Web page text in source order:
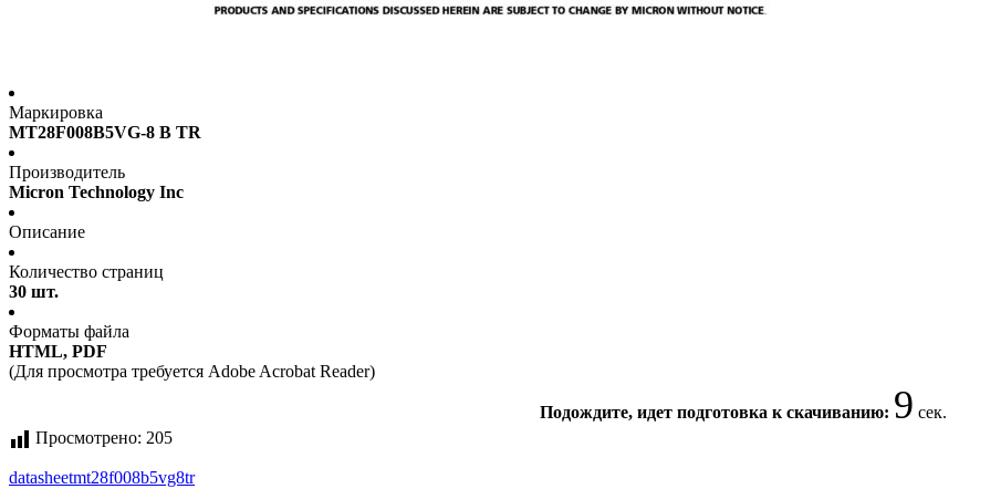
Маркировка
MT28F008B5VG-8 B TR
Производитель
Micron Technology Inc
Описание
Количество страниц
30 шт.
Форматы файла
HTML, PDF
(Для просмотра требуется Adobe Acrobat Reader)
Подождите, идет подготовка к скачиванию: 9 сек.
Просмотрено: 205
datasheetmt28f008b5vg8tr